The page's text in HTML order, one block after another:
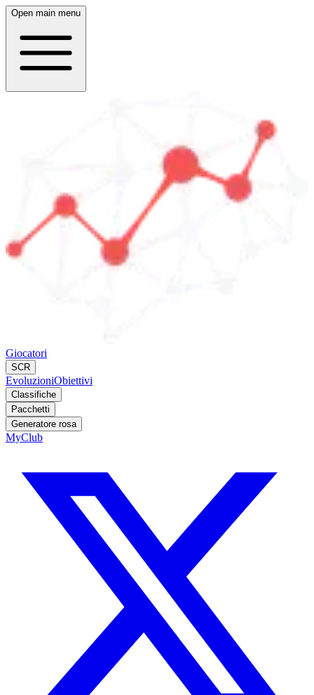
Open main menu
Giocatori
SCR
EvoluzioniObiettivi
Classifiche
Pacchetti
Generatore rosa
MyClub